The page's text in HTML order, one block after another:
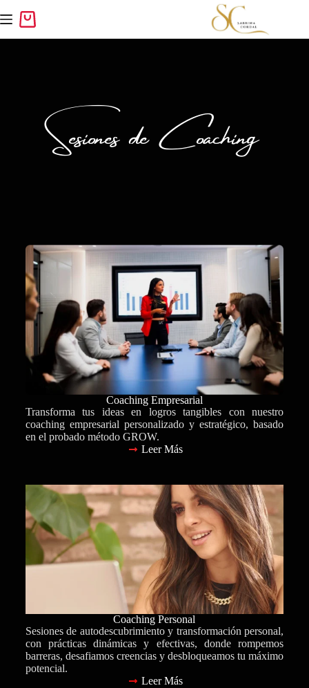
Sesiones de Coaching
Coaching Empresarial
Transforma tus ideas en logros tangibles con nuestro
coaching empresarial personalizado y estratégico, basado
en el probado método GROW.
Leer Más
Coaching Personal
Sesiones de autodescubrimiento y transformación personal,
con prácticas dinámicas y efectivas, donde rompemos
barreras, desafiamos creencias y desbloqueamos tu máximo
potencial.
Leer Más